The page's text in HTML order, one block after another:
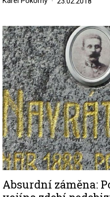
Image
Absurdní záměna: